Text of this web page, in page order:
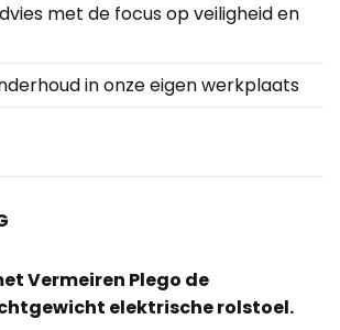
met de focus op veiligheid en
in onze eigen werkplaats
Vermeiren Plego de
elektrische rolstoel.